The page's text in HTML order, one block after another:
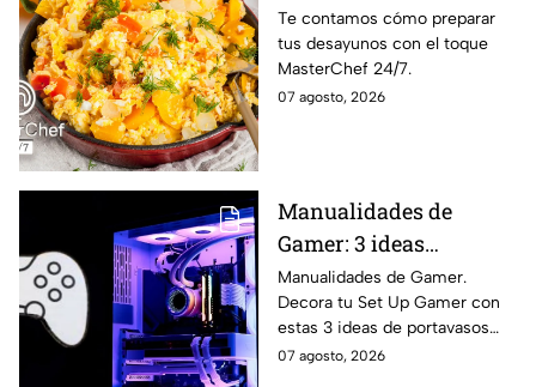
al estilo de la cocina
más famosa de México
Te contamos cómo preparar
tus desayunos con el toque
MasterChef 24/7.
07 agosto, 2026
Manualidades de
Gamer: 3 ideas
creativas para
personalizar tu
escritorio con
portavasos inspirados
Manualidades de Gamer.
Decora tu Set Up Gamer con
estas 3 ideas de portavasos
creativos paso a paso.
07 agosto, 2026